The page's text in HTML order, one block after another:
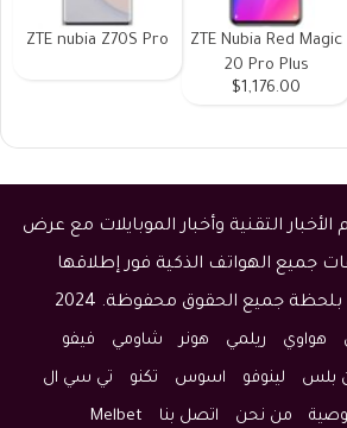
ZTE Nubia Red Magic
20 Pro Plus
$1,176.00
ZTE nubia Z70S Pro
التقنية وأخبار الموبايلات مع عرض
جميع الهواتف الذكية فور إطلاقها
جميع الحقوق محفوظة. 2024
هواوي ريلمي هونر شاومي فيفو
بلس لينوفو اسوس تكنو تي سي ال
من نحن اتصل بنا Melbet